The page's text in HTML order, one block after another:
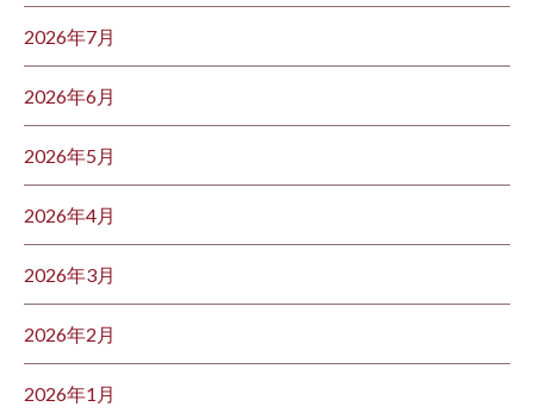
2026年7月
2026年6月
2026年5月
2026年4月
2026年3月
2026年2月
2026年1月